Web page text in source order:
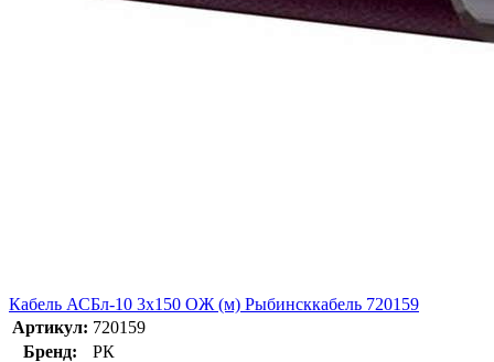
Кабель АСБл-10 3х150 ОЖ (м) Рыбинсккабель 720159
Артикул: 720159
Бренд:
РК